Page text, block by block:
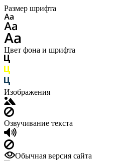
Размер шрифта
Цвет фона и шрифта
Изображения
Озвучивание текста
Обычная версия сайта